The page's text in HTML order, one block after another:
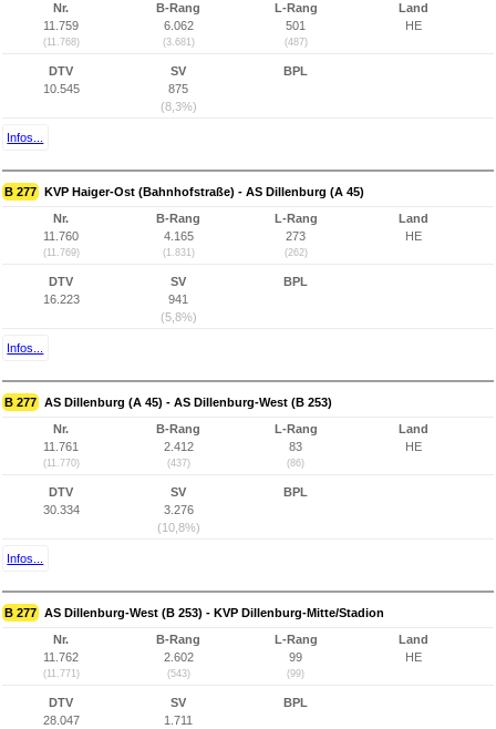
Nr.
11.759
(11.768)
B-Rang
6.062
(3.681)
L-Rang
501
(487)
Land
HE
DTV
10.545
SV
875
(8,3%)
BPL
Infos...
B 277 KVP Haiger-Ost (Bahnhofstraße) - AS Dillenburg (A 45)
Nr.
11.760
(11.769)
B-Rang
4.165
(1.831)
L-Rang
273
(262)
Land
HE
DTV
16.223
SV
941
(5,8%)
BPL
Infos...
B 277 AS Dillenburg (A 45) - AS Dillenburg-West (B 253)
Nr.
11.761
(11.770)
B-Rang
2.412
(437)
L-Rang
83
(86)
Land
HE
DTV
30.334
SV
3.276
(10,8%)
BPL
Infos...
B 277 AS Dillenburg-West (B 253) - KVP Dillenburg-Mitte/Stadion
Nr.
11.762
(11.771)
B-Rang
2.602
(543)
L-Rang
99
(99)
Land
HE
DTV
28.047
SV
1.711
BPL